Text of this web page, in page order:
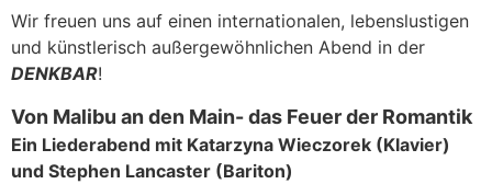
Wir freuen uns auf einen internationalen, lebenslustigen
und künstlerisch außergewöhnlichen Abend in der
DENKBAR!
Von Malibu an den Main- das Feuer der Romantik
Ein Liederabend mit Katarzyna Wieczorek (Klavier)
und Stephen Lancaster (Bariton)